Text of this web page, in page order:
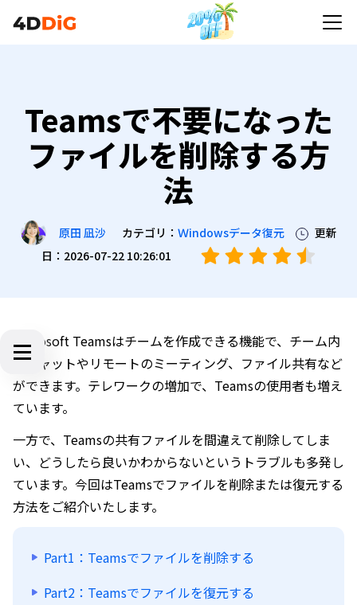
Teamsで不要になった
ファイルを削除する方
法
原田 凪沙 カテゴリ： Ｗindowsデータ復元
更新
日：2026-07-22 10:26:01
Microsoft Teamsはチームを作成できる機能で、チーム内
でチャットやリモートのミーティング、ファイル共有など
ができます。テレワークの増加で、Teamsの使用者も増え
ています。
一方で、Teamsの共有ファイルを間違えて削除してしま
い、どうしたら良いかわからないというトラブルも多発し
ています。今回はTeamsでファイルを削除または復元する
方法をご紹介いたします。
Part1：Teamsでファイルを削除する
Part2：Teamsでファイルを復元する